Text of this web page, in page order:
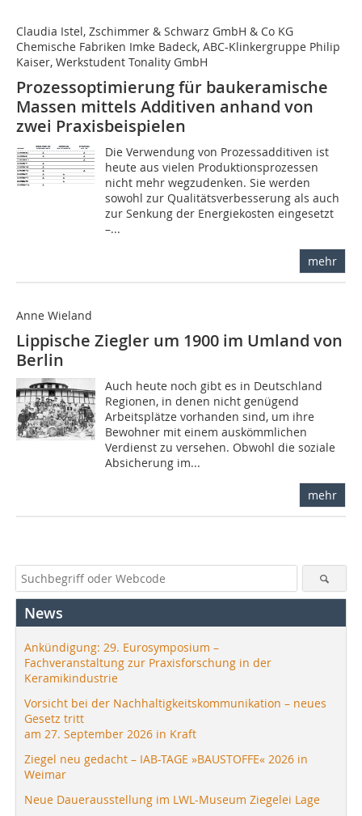
Claudia Istel, Zschimmer & Schwarz GmbH & Co KG
Chemische Fabriken Imke Badeck, ABC-Klinkergruppe Philip
Kaiser, Werkstudent Tonality GmbH
Prozessoptimierung für baukeramische
Massen mittels Additiven anhand von
zwei Praxisbeispielen
Die Verwendung von Prozessadditiven ist
heute aus vielen Produktionsprozessen
nicht mehr wegzudenken. Sie werden
sowohl zur Qualitätsverbesserung als auch
zur Senkung der Energiekosten eingesetzt
–...
mehr
Anne Wieland
Lippische Ziegler um 1900 im Umland von
Berlin
Auch heute noch gibt es in Deutschland
Regionen, in denen nicht genügend
Arbeitsplätze vorhanden sind, um ihre
Bewohner mit einem auskömmlichen
Verdienst zu versehen. Obwohl die soziale
Absicherung im...
mehr
News
Ankündigung: 29. Eurosymposium –
Fachveranstaltung zur Praxisforschung in der
Keramikindustrie
Vorsicht bei der Nachhaltigkeitskommunikation – neues
Gesetz tritt
am 27. September 2026 in Kraft
Ziegel neu gedacht – IAB-TAGE »BAUSTOFFE« 2026 in
Weimar
Neue Dauerausstellung im LWL-Museum Ziegelei Lage